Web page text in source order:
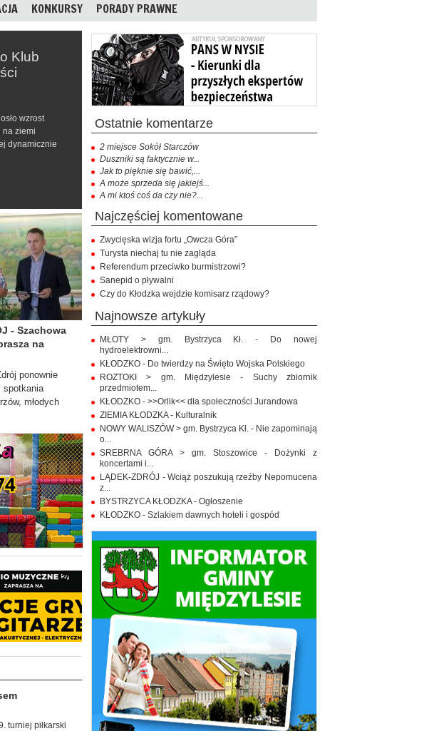
KONKURSY PORADY PRAWNE
Klub
wzrost
na ziemi
dynamicznie
- Szachowa
na
ponownie
spotkania
młodych
turniej piłkarski
ostatnie komentarze
2 miejsce Sokół Starczów
Duszniki są faktycznie w...
Jak to pięknie się bawić,...
A może sprzeda się jakiejś...
A mi ktoś coś da czy nie?...
najczęściej komentowane
Zwycięska wizja fortu „Owcza Góra”
Turysta niechaj tu nie zagląda
Referendum przeciwko burmistrzowi?
Sanepid o pływalni
Czy do Kłodzka wejdzie komisarz rządowy?
najnowsze artykuły
MŁOTY > gm. Bystrzyca Kł. - Do nowej
hydroelektrowni...
KŁODZKO - Do twierdzy na Święto Wojska Polskiego
ROZTOKI > gm. Międzylesie - Suchy zbiornik
przedmiotem...
KŁODZKO - >>Orlik<< dla społeczności Jurandowa
ZIEMIA KŁODZKA - Kulturalnik
NOWY WALISZÓW > gm. Bystrzyca Kł. - Nie zapominają
o...
SREBRNA GÓRA > gm. Stoszowice - Dożynki z
koncertami i...
LĄDEK-ZDRÓJ - Wciąż poszukują rzeźby Nepomucena
z...
BYSTRZYCA KŁODZKA - Ogłoszenie
KŁODZKO - Szlakiem dawnych hoteli i gospód